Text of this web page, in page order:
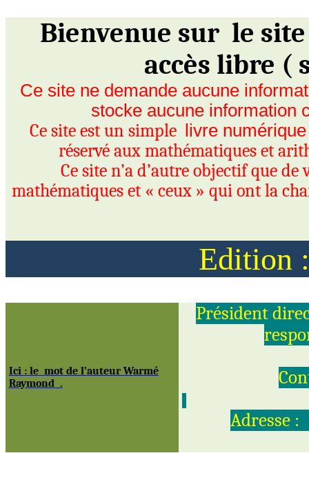
Bienvenue sur le
accès libre (
Ce site ne demande aucune
stocke aucune information
Ce site est un simple livre
réservé aux mathématiques et
Ce site n’a d’autre objectif que
mathématiques et « ceux » qui ont la
Edition
Ici : le motde l’auteur Warmé
Raymond
.
Président
Adresse :